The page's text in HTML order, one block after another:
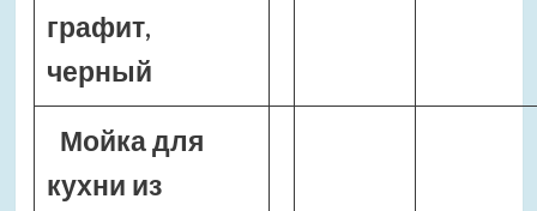
графит,
черный
Мойка для
кухни из